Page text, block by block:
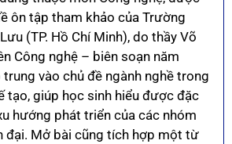
ôn tập tham khảo của Trường
(TP. Hồ Chí Minh), do thầy Võ
Công nghệ – biên soạn năm
vào chủ đề ngành nghề trong
tạo, giúp học sinh hiểu được đặc
hướng phát triển của các nhóm
đại. Mở bài cũng tích hợp một từ